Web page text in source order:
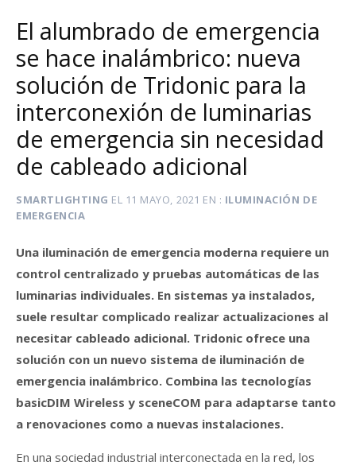
El alumbrado de emergencia
se hace inalámbrico: nueva
solución de Tridonic para la
interconexión de luminarias
de emergencia sin necesidad
de cableado adicional
SMARTLIGHTING EL 11 MAYO, 2021 EN
ILUMINACIÓN DE
EMERGENCIA
Una iluminación de emergencia moderna requiere un
control centralizado y pruebas automáticas de las
luminarias individuales. En sistemas ya instalados,
suele resultar complicado realizar actualizaciones al
necesitar cableado adicional. Tridonic ofrece una
solución con un nuevo sistema de iluminación de
emergencia inalámbrico. Combina las tecnologías
basicDIM Wireless y sceneCOM para adaptarse tanto
a renovaciones como a nuevas instalaciones.
En una sociedad industrial interconectada en la red, los